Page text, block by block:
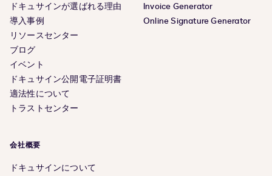
ドキュサインが選ばれる理由
導入事例
リソースセンター
ブログ
イベント
ドキュサイン公開電子証明書
適法性について
トラストセンター
Invoice Generator
Online Signature Generator
会社概要
ドキュサインについて